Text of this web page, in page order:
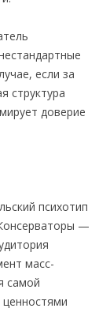
если за
структура
доверие
психотип
—
масс-
самой